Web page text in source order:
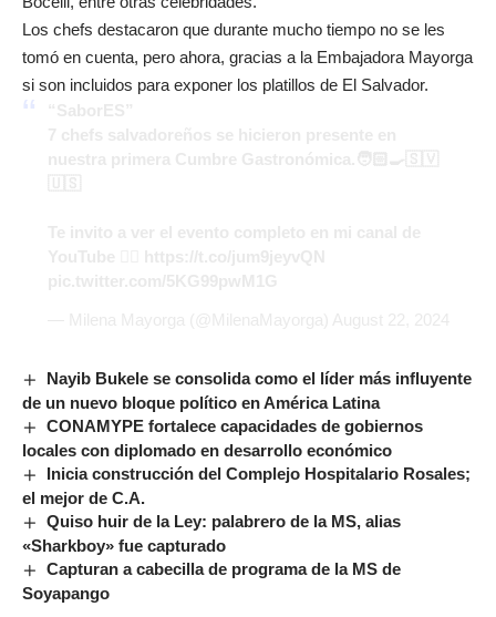
Los chefs destacaron que durante mucho tiempo no se les
tomó en cuenta, pero ahora, gracias a la Embajadora Mayorga
si son incluidos para exponer los platillos de El Salvador.
Nayib Bukele se consolida como el líder más influyente
de un nuevo bloque político en América Latina
CONAMYPE fortalece capacidades de gobiernos
locales con diplomado en desarrollo económico
Inicia construcción del Complejo Hospitalario Rosales;
el mejor de C.A.
Quiso huir de la Ley: palabrero de la MS, alias
«Sharkboy» fue capturado
Capturan a cabecilla de programa de la MS de
Soyapango